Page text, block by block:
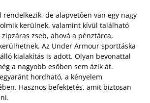
rendelkezik, de alapvetően van egy nagy
kerülnek, valamint kívül található
zseb, ahová a pénztárca,
Az Under Armour sporttáska
kialakítás is adott. Olyan bevonattal
a nagyobb esőben sem ázik át.
hordható, a kényelem
Hasznos befektetés, amit biztosan